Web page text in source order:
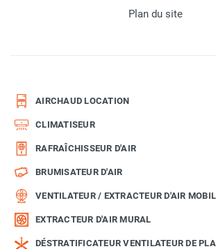
Plan du site
AIRCHAUD LOCATION
CLIMATISEUR
RAFRAÎCHISSEUR D'AIR
BRUMISATEUR D'AIR
VENTILATEUR / EXTRACTEUR D'AIR
EXTRACTEUR D'AIR MURAL
DÉSTRATIFICATEUR VENTILATEUR DE